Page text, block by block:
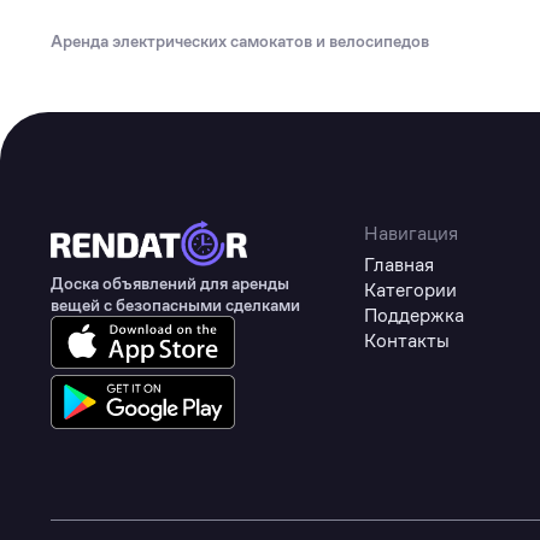
Товары для животных
Здоровье
Цифровые товары
Аренда электрических самокатов и велосипедов
Доска объявлений для аренды
вещей с безопасными сделками
Навигация
Главная
Категории
Поддержка
Контакты